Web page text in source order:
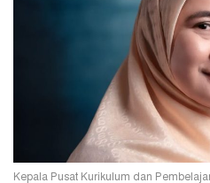
Kepala Pusat Kurikulum dan